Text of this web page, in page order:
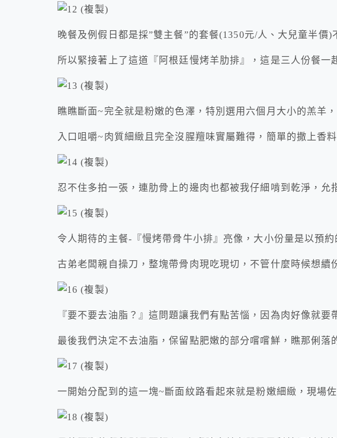
晚餐及例假日都是採”雙主餐”的套餐(1350元/人、大兒童半價)
所以緊接著上了這道『阿根廷慢烤羊肋排』，這是三人份餐一
瞧瞧斷面~完全就是粉嫩的色澤，特別選用六個月大小的羔羊，
入口咀嚼~肉質細緻且完全沒腥羶味實屬難得，簡單的撒上香
忍不住多拍一張，連肋骨上的邊肉也都被我仔細啃到乾淨，允
令人期待的主餐-『慢烤帶骨牛小排』亮像，大小份量是以預約
古弟老闆親自操刀，整塊帶骨肉現吃現切，不管什麼時候想續
『要不要去油脂？』這問題讓我們有點苦惱，因為肉好像就要
最後我們決定不去油脂，保留點肥嫩的部分嚐嚐鮮，瞧那俐落
一開始分配到的這一塊~斷面紋路看起來就是粉嫩細緻，現場